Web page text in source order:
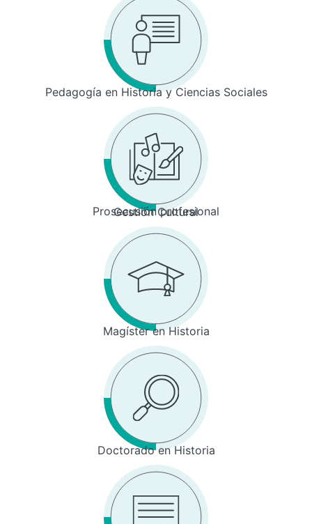
Pedagogía en Historia y Ciencias Sociales
Prosecusión profesional
Gestión Cultural
Magíster en Historia
Doctorado en Historia